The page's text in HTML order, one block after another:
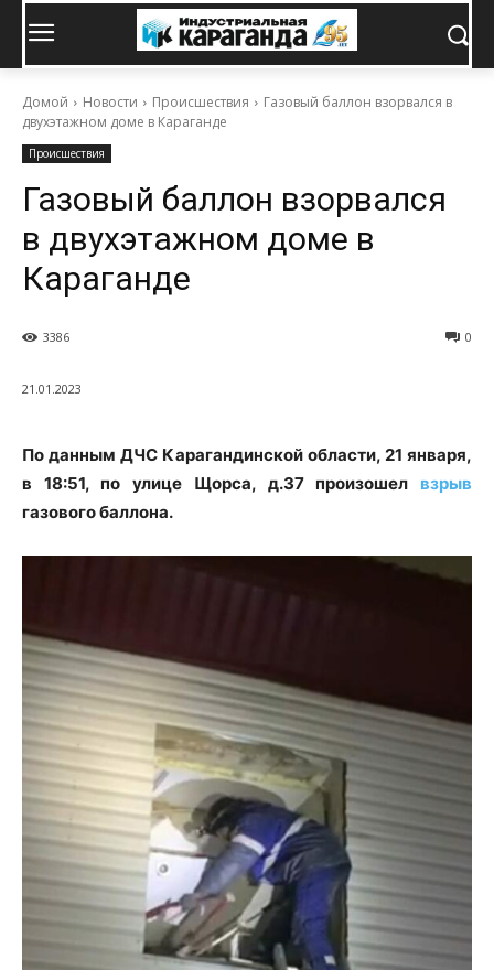
Домой Новости Происшествия
Газовый баллон взорвался в
двухэтажном доме в Караганде
Происшествия
Газовый баллон взорвался
в двухэтажном доме в
Караганде
0
3386
21.01.2023
По данным ДЧС Карагандинской области, 21 января,
в 18:51, по улице Щорса, д.37 произошел взрыв
газового баллона.